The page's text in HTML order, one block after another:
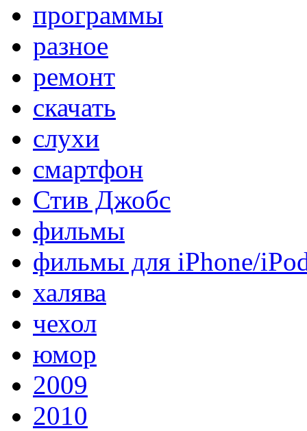
программы
разное
ремонт
скачать
слухи
смартфон
Стив Джобс
фильмы
фильмы для iPhone/
халява
чехол
юмор
2009
2010